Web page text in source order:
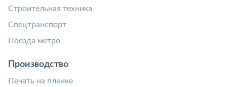
Строительная техника
Спецтранспорт
Поезда метро
Производство
Печать на пленке